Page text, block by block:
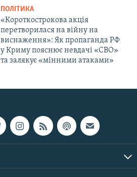
ПОЛІТИКА
«Короткострокова акція
перетворилася на війну на
виснаження»: Як пропаганда РФ
у Криму пояснює невдачі «СВО»
та залякує «мінними атаками»